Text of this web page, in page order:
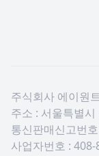
주식회사 에이원
주소 : 서울특별
통신판매신고번
사업자번호 :